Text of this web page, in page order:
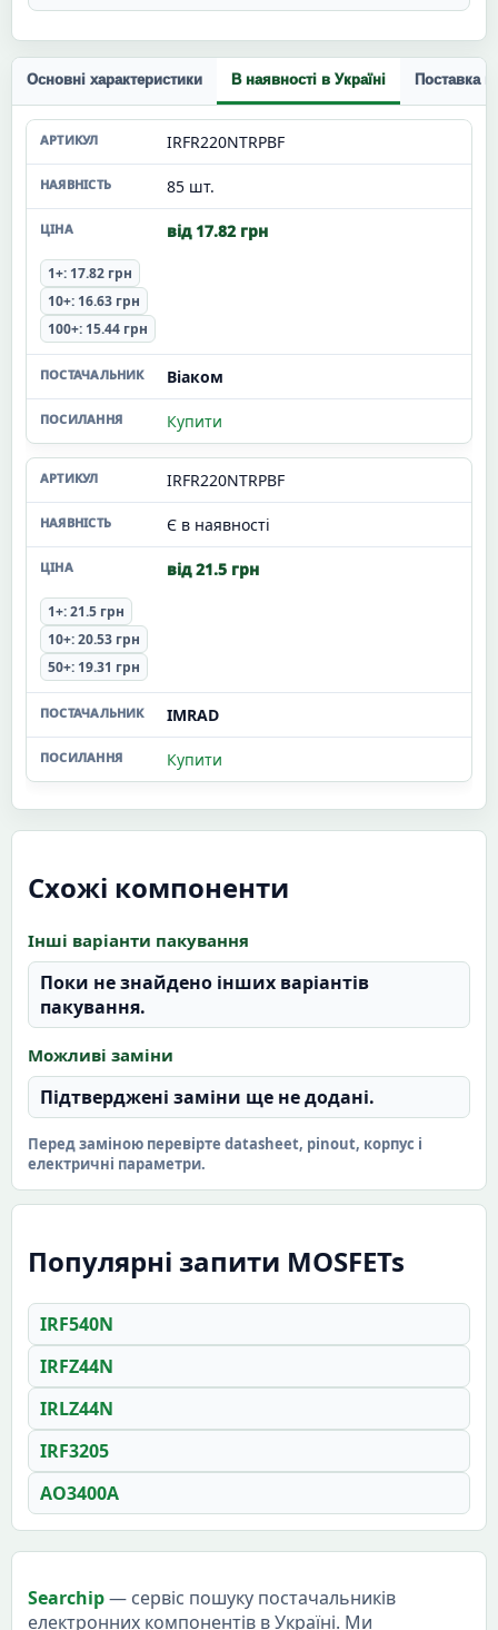
Основні характеристики В наявності в Україні Поставка
IRFR220NTRPBF
85 шт.
від 17.82 грн
1+: 17.82 грн
10+: 16.63 грн
100+: 15.44 грн
Віаком
Купити
IRFR220NTRPBF
Є в наявності
від 21.5 грн
1+: 21.5 грн
10+: 20.53 грн
50+: 19.31 грн
IMRAD
Купити
Схожі компоненти
Інші варіанти пакування
Поки не знайдено інших варіантів
пакування.
Можливі заміни
Підтверджені заміни ще не додані.
Перед заміною перевірте datasheet, pinout, корпус і
електричні параметри.
Популярні запити MOSFETs
IRF540N
IRFZ44N
IRLZ44N
IRF3205
AO3400A
Searchip— сервіс пошуку постачальників
електронних компонентів в Україні. Ми